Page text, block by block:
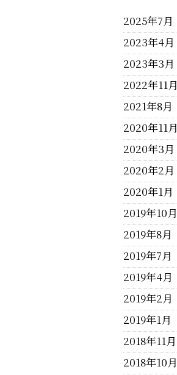
2025年7月
2023年4月
2023年3月
2022年11月
2021年8月
2020年11月
2020年3月
2020年2月
2020年1月
2019年10月
2019年8月
2019年7月
2019年4月
2019年2月
2019年1月
2018年11月
2018年10月